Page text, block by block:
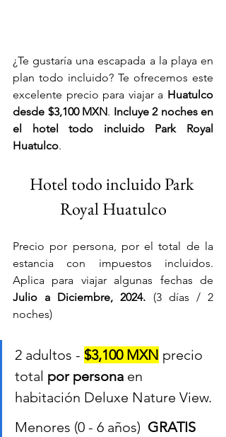
¿Te gustaría una escapada a la playa en
plan todo incluido? Te ofrecemos este
excelente precio para viajar a Huatulco
desde $3,100 MXN. Incluye 2 noches en
el hotel todo incluido Park Royal
Huatulco.
Hotel todo incluido Park
Royal Huatulco
Precio por persona, por el total de la
estancia con impuestos incluidos.
Julio a Diciembre, 2024. (3 días / 2
noches)
2 adultos - $3,100 MXN precio
total por persona en
habitación Deluxe Nature View.
Menores (0 - 6 años) GRATIS